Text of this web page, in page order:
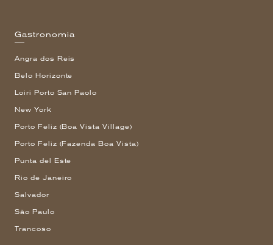
Gastronomia
Angra dos Reis
Belo Horizonte
Loiri Porto San Paolo
New York
Porto Feliz (Boa Vista Village)
Porto Feliz (Fazenda Boa Vista)
Punta del Este
Rio de Janeiro
Salvador
São Paulo
Trancoso